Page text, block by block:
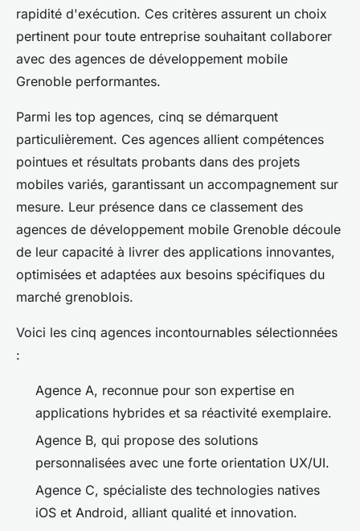
rapidité d'exécution. Ces critères assurent un choix
pertinent pour toute entreprise souhaitant collaborer
avec des agences de développement mobile
Grenoble performantes.
Parmi les top agences, cinq se démarquent
particulièrement. Ces agences allient compétences
pointues et résultats probants dans des projets
mobiles variés, garantissant un accompagnement sur
mesure. Leur présence dans ce classement des
agences de développement mobile Grenoble découle
de leur capacité à livrer des applications innovantes,
optimisées et adaptées aux besoins spécifiques du
marché grenoblois.
Voici les cinq agences incontournables sélectionnées
:
Agence A, reconnue pour son expertise en
applications hybrides et sa réactivité exemplaire.
Agence B, qui propose des solutions
personnalisées avec une forte orientation UX/UI.
Agence C, spécialiste des technologies natives
iOS et Android, alliant qualité et innovation.